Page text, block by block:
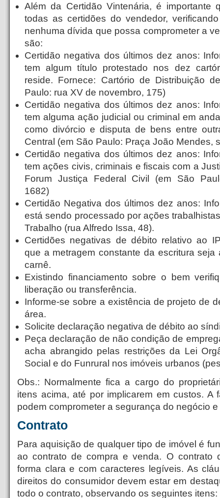
Além da Certidão Vintenária, é importante
todas as certidões do vendedor,
nenhuma dívida que possa comprometer a
são:
Certidão negativa dos últimos dez anos:
tem algum título protestado nos dez
reside. Fornece: Cartório de Distribuição
Paulo: rua XV de novembro, 175)
Certidão negativa dos últimos dez anos:
tem alguma ação judicial ou criminal em
como divórcio e disputa de bens entre
Central (em São Paulo: Praça João Mendes,
Certidão negativa dos últimos dez anos:
tem ações civis, criminais e fiscais com a
Forum Justiça Federal Civil (em São
1682)
Certidão Negativa dos últimos dez anos:
está sendo processado por ações
Trabalho (rua Alfredo Issa, 48).
Certidões negativas de débito relativo ao
que a metragem constante da escritura seja
carnê.
Existindo financiamento sobre o bem
liberação ou transferência.
Informe-se sobre a existência de projeto de
área.
Solicite declaração negativa de débito ao
Peça declaração de não condição de
acha abrangido pelas restrições da Lei
Social e do Funrural nos imóveis urbanos
Obs.: Normalmente fica a cargo do
itens acima, até por implicarem em custos. A
podem comprometer a segurança do negócio
Contrato
Para aquisição de qualquer tipo de imóvel é
ao contrato de compra e venda. O contrato
forma clara e com caracteres legíveis. As
direitos do consumidor devem estar em
todo o contrato, observando os seguintes itens: